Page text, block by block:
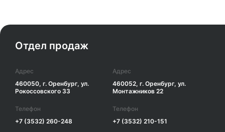
Отдел продаж
Адрес
460050, г. Оренбург, ул.
Рокоссовского 33
Телефон
+7 (3532) 260-248
Адрес
460052, г. Оренбург, ул.
Монтажников 22
Телефон
+7 (3532) 210-151